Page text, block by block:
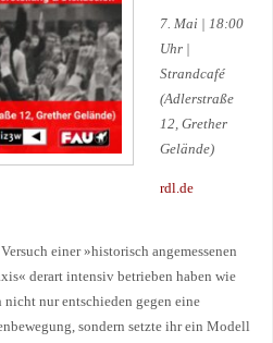
7. Mai | 18:00
Uhr |
Strandcafé
(Adlerstraße
12, Grether
Gelände)
rdl.de
einer »historisch angemessenen
derart intensiv betrieben haben wie
nur entschieden gegen eine
sondern setzte ihr ein Modell